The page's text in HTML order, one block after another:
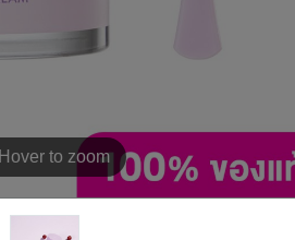
Hover to zoom